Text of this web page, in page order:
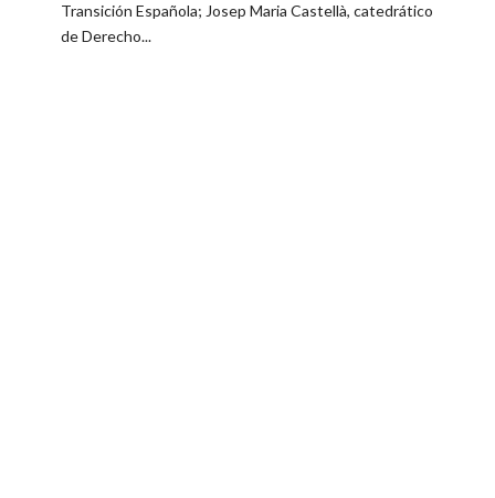
Transición Española; Josep Maria Castellà, catedrático
de Derecho...